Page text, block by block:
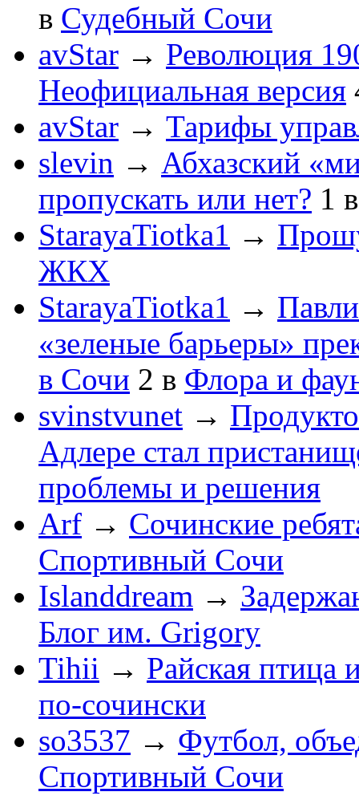
в Судебный Сочи
avStar → Революция
Неофициальная версия
avStar → Тарифы
slevin → Абхазский
пропускать или нет? 1
StarayaTiotka1 →
ЖКХ
StarayaTiotka1 →
«зеленые барьеры»
в Сочи 2 в Флора и
svinstvunet →
Адлере стал
проблемы и решения
Arf → Сочинские
Спортивный Сочи
Islanddream →
Блог им. Grigory
Tihii → Райская птица
по-cочински
so3537 → Футбол,
Спортивный Сочи